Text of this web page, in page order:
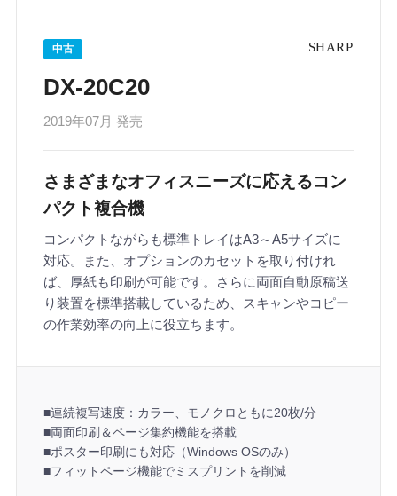
DX-20C20
2019年07月 発売
中古
さまざまなオフィスニーズに応えるコン
パクト複合機
コンパクトながらも標準トレイはA3～A5サイズに
対応。また、オプションのカセットを取り付けれ
ば、厚紙も印刷が可能です。さらに両面自動原稿送
り装置を標準搭載しているため、スキャンやコピー
の作業効率の向上に役立ちます。
■連続複写速度：カラー、モノクロともに20枚/分
■両面印刷＆ページ集約機能を搭載
■ポスター印刷にも対応（Windows OSのみ）
■フィットページ機能でミスプリントを削減